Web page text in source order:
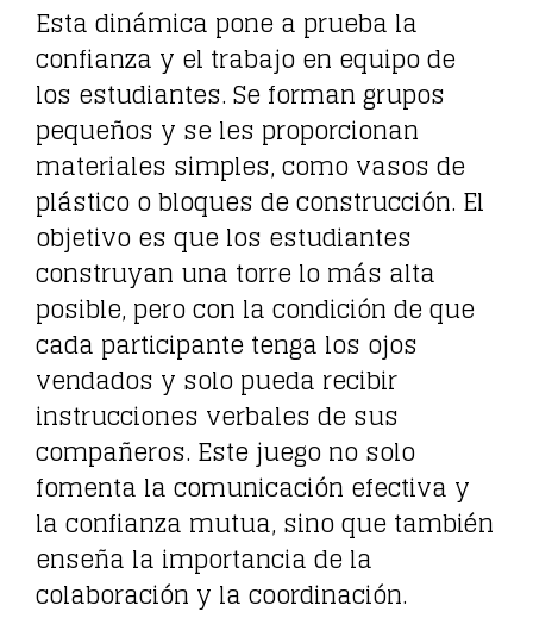
Esta dinámica pone a prueba la
confianza y el trabajo en equipo de
los estudiantes. Se forman grupos
pequeños y se les proporcionan
materiales simples, como vasos de
plástico o bloques de construcción. El
objetivo es que los estudiantes
construyan una torre lo más alta
posible, pero con la condición de que
cada participante tenga los ojos
vendados y solo pueda recibir
instrucciones verbales de sus
compañeros. Este juego no solo
fomenta la comunicación efectiva y
la confianza mutua, sino que también
enseña la importancia de la
colaboración y la coordinación.